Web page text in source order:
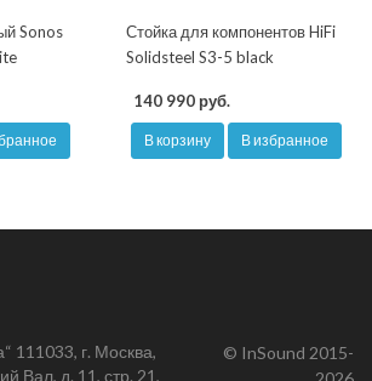
Sonos
Стойка для компонентов HiFi
Solidsteel S3-5 black
140 990 руб.
В корзину В избранное
111033, г. Москва,
Вал, д. 11, стр. 21,
© InSound 2015-